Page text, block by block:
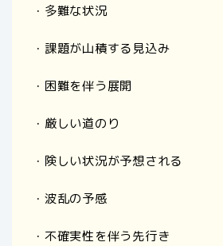
・多難な状況
・課題が山積する見込み
・困難を伴う展開
・厳しい道のり
・険しい状況が予想される
・波乱の予感
・不確実性を伴う先行き